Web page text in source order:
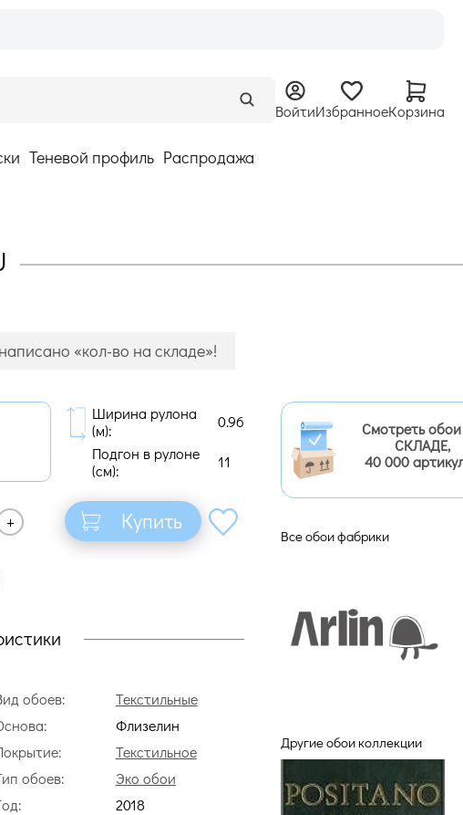
ВойтиИзбранноеКорзина
Теневой профиль Распродажа
«кол-во на складе»!
Ширина рулона
(м):
0.96
Подгон в рулоне
(cм):
11
+ Купить
обоев:
Текстильные
Флизелин
Текстильное
обоев:
Эко обои
2018
Смотреть
СКЛАДЕ,
40 000
Все обои фабрики
Другие обои коллекции